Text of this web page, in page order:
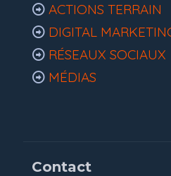
ACTIONS TERRAIN
DIGITAL
RÉSEAUX SOCIAUX
MÉDIAS
Contact